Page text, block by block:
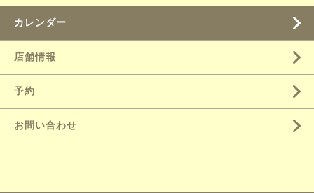
カレンダー
店舗情報
予約
お問い合わせ